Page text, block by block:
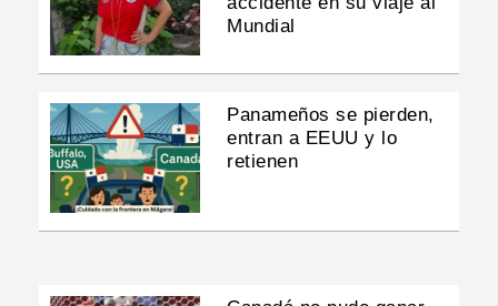
Mundial
Panameños se pierden,
entran a EEUU y lo
retienen